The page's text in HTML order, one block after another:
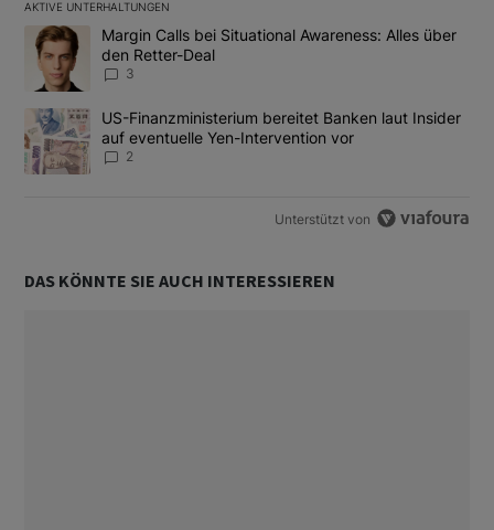
AKTIVE UNTERHALTUNGEN
Das Folgende ist eine Liste der am meisten kommentierten
Ein Trendartikel mit dem Titel "Margin Calls bei Situational
Margin Calls bei Situational Awareness: Alles über
den Retter-Deal
3
Ein Trendartikel mit dem Titel "US-Finanzministerium bereitet
US-Finanzministerium bereitet Banken laut Insider
auf eventuelle Yen-Intervention vor
2
Unterstützt von
DAS KÖNNTE SIE AUCH INTERESSIEREN